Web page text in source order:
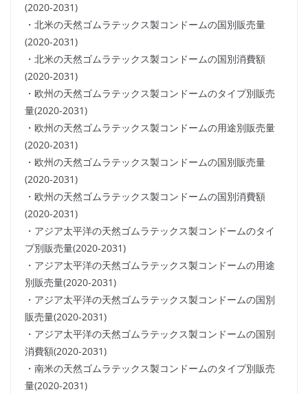
(2020-2031)
・北米の天然ゴムラテックス製コンドームの国別販売量
(2020-2031)
・北米の天然ゴムラテックス製コンドームの国別消費額
(2020-2031)
・欧州の天然ゴムラテックス製コンドームのタイプ別販売
量(2020-2031)
・欧州の天然ゴムラテックス製コンドームの用途別販売量
(2020-2031)
・欧州の天然ゴムラテックス製コンドームの国別販売量
(2020-2031)
・欧州の天然ゴムラテックス製コンドームの国別消費額
(2020-2031)
・アジア太平洋の天然ゴムラテックス製コンドームのタイ
プ別販売量(2020-2031)
・アジア太平洋の天然ゴムラテックス製コンドームの用途
別販売量(2020-2031)
・アジア太平洋の天然ゴムラテックス製コンドームの国別
販売量(2020-2031)
・アジア太平洋の天然ゴムラテックス製コンドームの国別
消費額(2020-2031)
・南米の天然ゴムラテックス製コンドームのタイプ別販売
量(2020-2031)